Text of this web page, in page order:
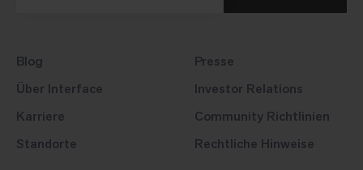
Blog
Über Interface
Karriere
Standorte
Presse
Investor Relations
Community Richtlinien
Rechtliche Hinweise